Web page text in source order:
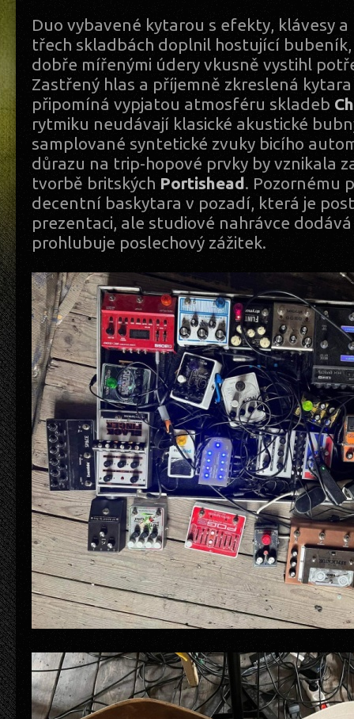
Duo vybavené kytarou s efekty, klávesy
třech skladbách doplnil hostující
dobře mířenými údery vkusně vystihl
Zastřený hlas a příjemně zkreslená
připomíná vypjatou atmosféru skladeb
rytmiku neudávají klasické akustické
samplované syntetické zvuky bicího
důrazu na trip-hopové prvky by vznikala
tvorbě britských Portishead. Pozornému
decentní baskytara v pozadí, která je
prezentaci, ale studiové nahrávce
prohlubuje poslechový zážitek.